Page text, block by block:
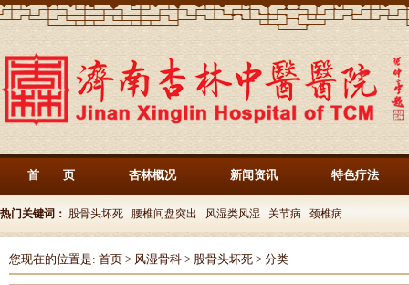
首 页 杏林概况 新闻资讯 特色疗法
热门关键词： 股骨头坏死 腰椎间盘突出 风湿类风湿 关节病 颈椎病
您现在的位置是: 首页 > 风湿骨科 > 股骨头坏死 > 分类